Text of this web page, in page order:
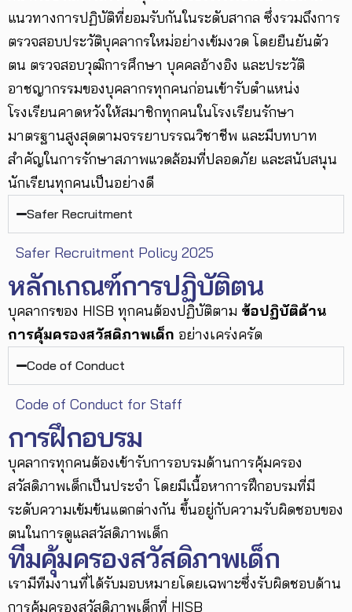
แนวทางการปฏิบัติที่ยอมรับกันในระดับสากล ซึ่งรวมถึงการ
ตรวจสอบประวัติบุคลากรใหม่อย่างเข้มงวด โดยยืนยันตัว
ตน ตรวจสอบวุฒิการศึกษา บุคคลอ้างอิง และประวัติ
อาชญากรรมของบุคลากรทุกคนก่อนเข้ารับตำแหน่ง
โรงเรียนคาดหวังให้สมาชิกทุกคนในโรงเรียนรักษา
มาตรฐานสูงสุดตามจรรยาบรรณวิชาชีพ และมีบทบาท
สำคัญในการรักษาสภาพแวดล้อมที่ปลอดภัย และสนับสนุน
นักเรียนทุกคนเป็นอย่างดี
Safer Recruitment
Safer Recruitment Policy 2025
หลักเกณฑ์การปฏิบัติตน
บุคลากรของ HISB ทุกคนต้องปฏิบัติตาม ข้อปฏิบัติด้าน
การคุ้มครองสวัสดิภาพเด็ก อย่างเคร่งครัด
Code of Conduct
Code of Conduct for Staff
การฝึกอบรม
บุคลากรทุกคนต้องเข้ารับการอบรมด้านการคุ้มครอง
สวัสดิภาพเด็กเป็นประจำ โดยมีเนื้อหาการฝึกอบรมที่มี
ระดับความเข้มข้นแตกต่างกัน ขึ้นอยู่กับความรับผิดชอบของ
ตนในการดูแลสวัสดิภาพเด็ก
ทีมคุ้มครองสวัสดิภาพเด็ก
เรามีทีมงานที่ได้รับมอบหมายโดยเฉพาะซึ่งรับผิดชอบด้าน
การคุ้มครองสวัสดิภาพเด็กที่ HISB